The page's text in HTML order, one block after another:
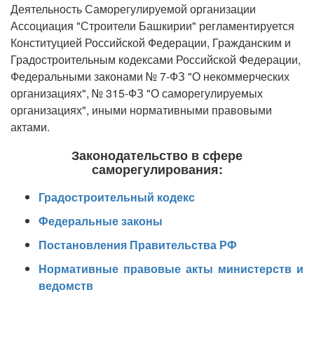
Деятельность Саморегулируемой организации
Ассоциация "Строители Башкирии" регламентируется
Конституцией Российской Федерации, Гражданским и
Градостроительным кодексами Российской Федерации,
Федеральными законами № 7-ФЗ "О некоммерческих
организациях", № 315-ФЗ "О саморегулируемых
организациях", иными нормативными правовыми
актами.
Законодательство в сфере
саморегулирования:
Градостроительный кодекс
Федеральные законы
Постановления Правительства РФ
Нормативные правовые акты министерств и
ведомств